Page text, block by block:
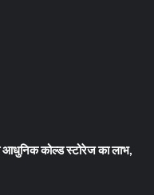
आधुनिक कोल्ड स्टोरेज का लाभ,